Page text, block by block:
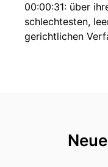
00:00:31: über
schlechtesten,
gerichtlichen
berichten.